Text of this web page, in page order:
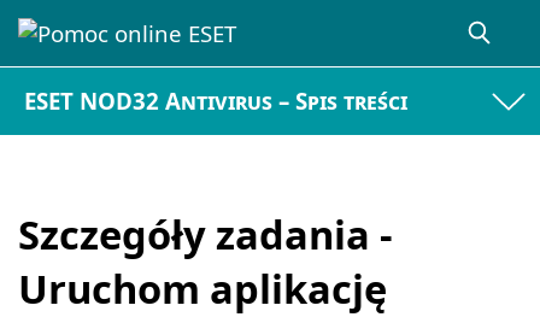
ESET NOD32 Antivirus – Spis treści
Szczegóły zadania -
Uruchom aplikację